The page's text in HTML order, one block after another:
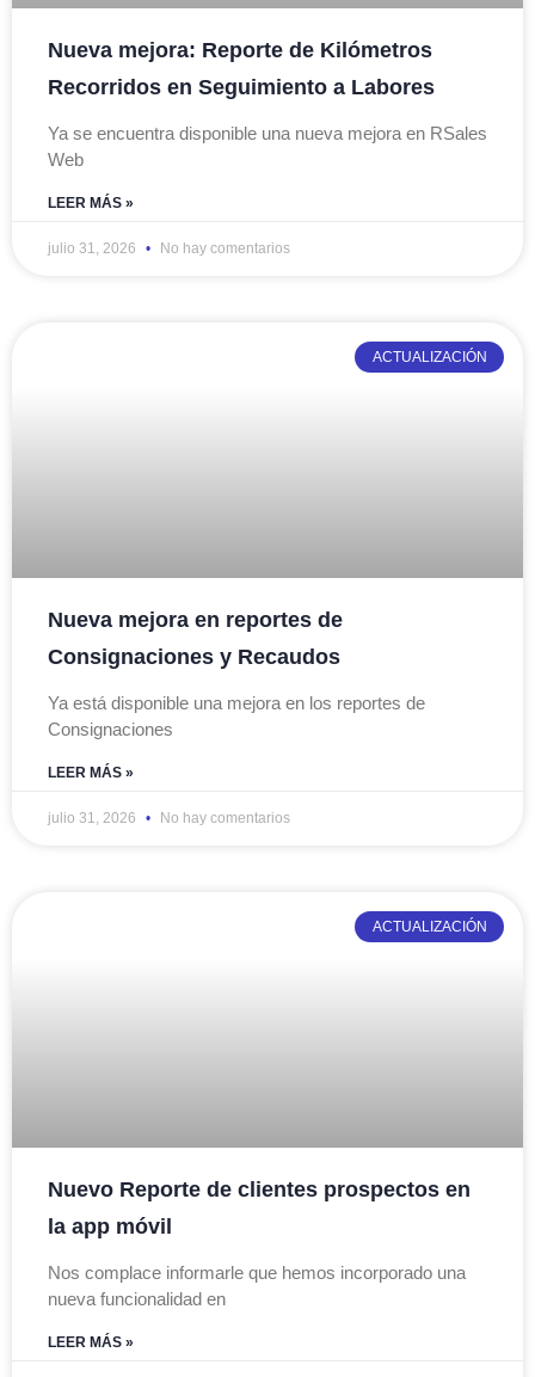
Nueva mejora: Reporte de Kilómetros
Recorridos en Seguimiento a Labores
Ya se encuentra disponible una nueva mejora en RSales
Web
LEER MÁS »
julio 31, 2026 No hay comentarios
ACTUALIZACIÓN
Nueva mejora en reportes de
Consignaciones y Recaudos
Ya está disponible una mejora en los reportes de
Consignaciones
LEER MÁS »
julio 31, 2026 No hay comentarios
ACTUALIZACIÓN
Nuevo Reporte de clientes prospectos en
la app móvil
Nos complace informarle que hemos incorporado una
nueva funcionalidad en
LEER MÁS »